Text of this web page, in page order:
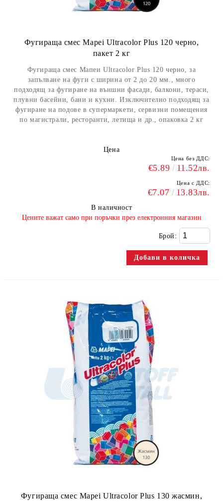
Фугираща смес Mapei Ultracolor Plus 120 черно,
пакет 2 кг
Фугираща смес Мапеи Ultracolor Plus 120 черно, за
запълване на фуги с ширина от 2 до 20 мм., много
подходящ за фугиране на външни фасади, балкони, тераси,
плувни басейни, бани и кухни. Изключително подходящ за
фугиране на подове в супермаркети, сервизни помещения
по магистрали, ресторанти, летища и др., опаковка 2 кг
Цена
Цена без ДДС:
€5.89 11.52лв.
Цена с ДДС:
€7.07 13.83лв.
В наличност
​Цените важат само при поръчки през електронния магазин
Брой:
Фугираща смес Mapei Ultracolor Plus 130 жасмин,